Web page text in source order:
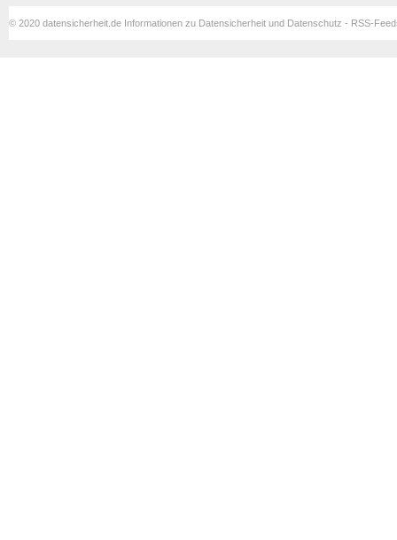
© 2020 datensicherheit.de Informationen zu Datensicherheit und Datenschutz - RSS-